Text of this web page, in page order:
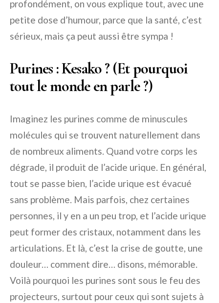
profondément, on vous explique tout, avec une
petite dose d’humour, parce que la santé, c’est
sérieux, mais ça peut aussi être sympa !
Purines : Kesako ? (Et pourquoi
tout le monde en parle ?)
Imaginez les purines comme de minuscules
molécules qui se trouvent naturellement dans
de nombreux aliments. Quand votre corps les
dégrade, il produit de l’acide urique. En général,
tout se passe bien, l’acide urique est évacué
sans problème. Mais parfois, chez certaines
personnes, il y en a un peu trop, et l’acide urique
peut former des cristaux, notamment dans les
articulations. Et là, c’est la crise de goutte, une
douleur… comment dire… disons, mémorable.
Voilà pourquoi les purines sont sous le feu des
projecteurs, surtout pour ceux qui sont sujets à